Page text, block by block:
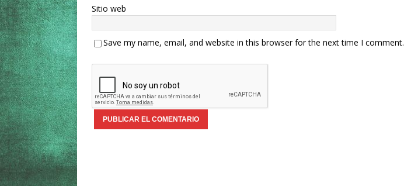
Sitio web
Save my name, email, and website in this browser for the next time I comment.